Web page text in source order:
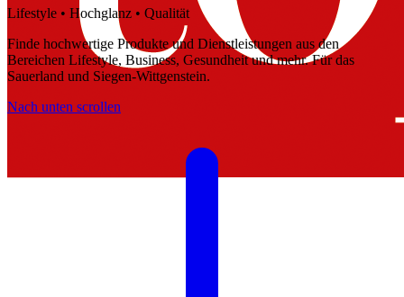
Lifestyle • Hochglanz • Qualität
Finde hochwertige Produkte und Dienstleistungen aus den
Bereichen Lifestyle, Business, Gesundheit und mehr. Für das
Sauerland und Siegen-Wittgenstein.
Nach unten scrollen